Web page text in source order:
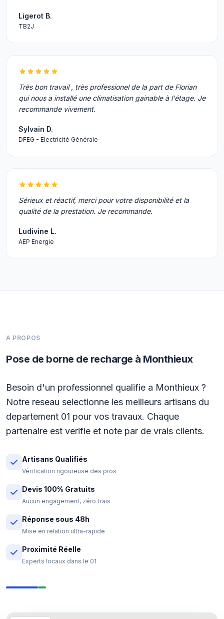
Ligerot B.
TB2J
Très bon travail , très professionel de la part de Florian
qui nous a installé une climatisation gainable à l'étage. Je
recommande vivement.
Sylvain D.
DFEG - Electricité Générale
Sérieux et réactif, merci pour votre disponibilité et la
qualité de la prestation. Je recommande.
Ludivine L.
AEP Energie
A PROPOS
Pose de borne de recharge à Monthieux
Besoin d'un professionnel qualifie a Monthieux ?
Notre reseau selectionne les meilleurs artisans du
departement 01 pour vos travaux. Chaque
partenaire est verifie et note par de vrais clients.
Artisans Qualifiés
Vérification rigoureuse des pros
Devis 100% Gratuits
Aucun engagement, zéro frais
Réponse sous 48h
Mise en relation ultra-rapide
Proximité Réelle
Experts locaux dans le 01